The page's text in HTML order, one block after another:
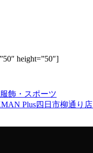
height=”50″]
飾・スポーツ
Plus四日市柳通り店